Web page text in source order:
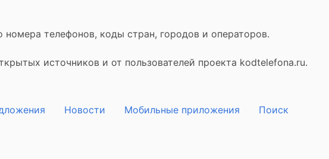
телефонов, коды стран, городов и операторов.
источников и от пользователей проекта kodtelefona.ru.
Новости Мобильные приложения Поиск